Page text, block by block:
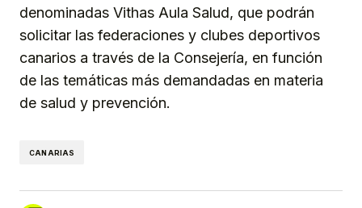
denominadas Vithas Aula Salud, que podrán
solicitar las federaciones y clubes deportivos
canarios a través de la Consejería, en función
de las temáticas más demandadas en materia
de salud y prevención.
CANARIAS